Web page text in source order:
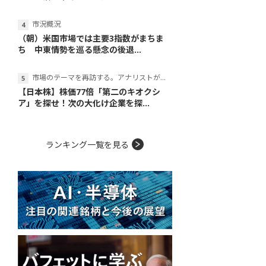
市況概況
（朝）米国市場では主要3指数がまちま
ち 中東情勢を巡る懸念の後退...
市場のテーマを再訪する。アナリストが読み解くテーマの本質
【日本株】株価77倍「第二のキオクシ
ア」を探せ！次の大化け企業を探...
ランキング一覧を見る